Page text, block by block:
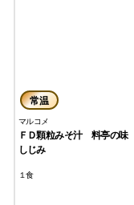
常温
マルコメ
ＦＤ顆粒みそ汁 料亭の味
しじみ
１食